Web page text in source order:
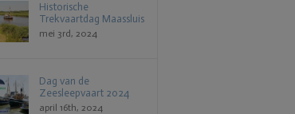
Historische
Trekvaartdag Maassluis
mei 3rd, 2024
Dag van de
Zeesleepvaart 2024
april 16th, 2024